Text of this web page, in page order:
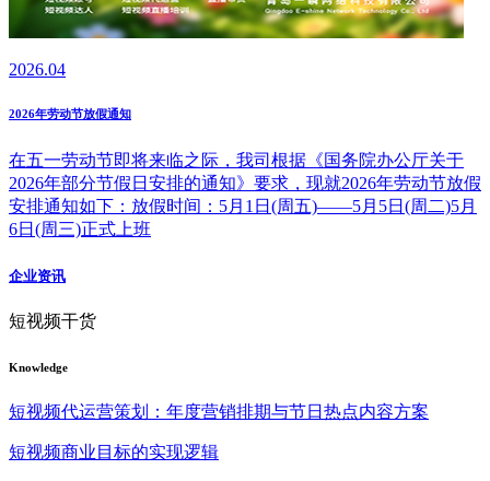
2026.04
2026年劳动节放假通知
在五一劳动节即将来临之际，我司根据《国务院办公厅关于
2026年部分节假日安排的通知》要求，现就2026年劳动节放假
安排通知如下：放假时间：5月1日(周五)——5月5日(周二)5月
6日(周三)正式上班
企业资讯
短视频干货
Knowledge
短视频代运营策划：年度营销排期与节日热点内容方案
短视频商业目标的实现逻辑